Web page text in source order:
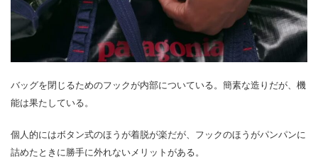
バッグを閉じるためのフックが内部についている。簡素な造りだが、機
能は果たしている。
個人的にはボタン式のほうが着脱が楽だが、フックのほうがパンパンに
詰めたときに勝手に外れないメリットがある。